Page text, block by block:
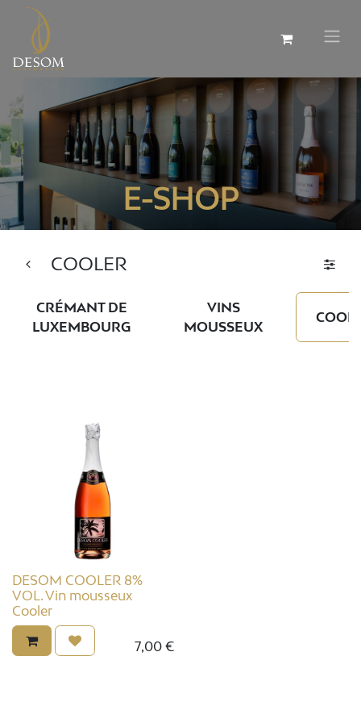
E-SHOP
COOLER
CRÉMANT DE
LUXEMBOURG
VINS
MOUSSEUX
DESOM COOLER 8%
VOL. Vin mousseux
Cooler
7,00€